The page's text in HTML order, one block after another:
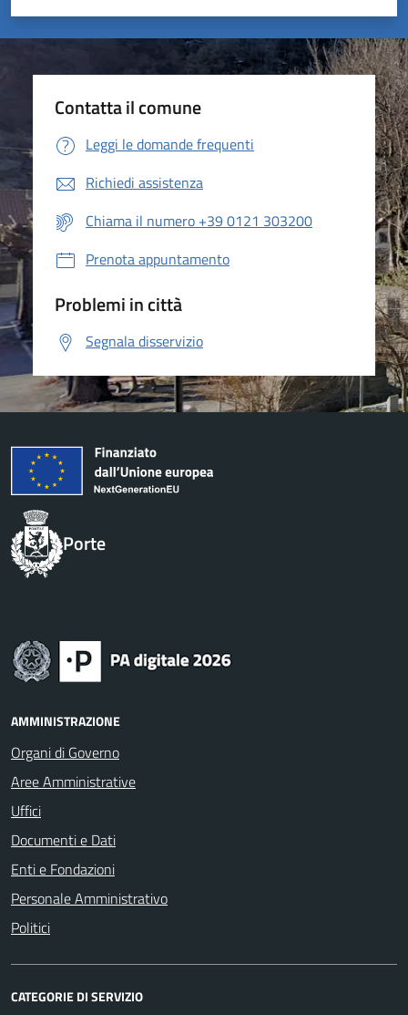
Valuta 5 stelle su 5
Valuta 4 stelle su 5
Valuta 3 stelle su 5
Valuta 2 stelle su 5
Valuta 1 stelle su 5
Contatta il comune
Leggi le domande frequenti
Richiedi assistenza
Chiama il numero +39 0121 303200
Prenota appuntamento
Problemi in città
Segnala disservizio
Porte
AMMINISTRAZIONE
Organi di Governo
Aree Amministrative
Uffici
Documenti e Dati
Enti e Fondazioni
Personale Amministrativo
Politici
CATEGORIE DI SERVIZIO